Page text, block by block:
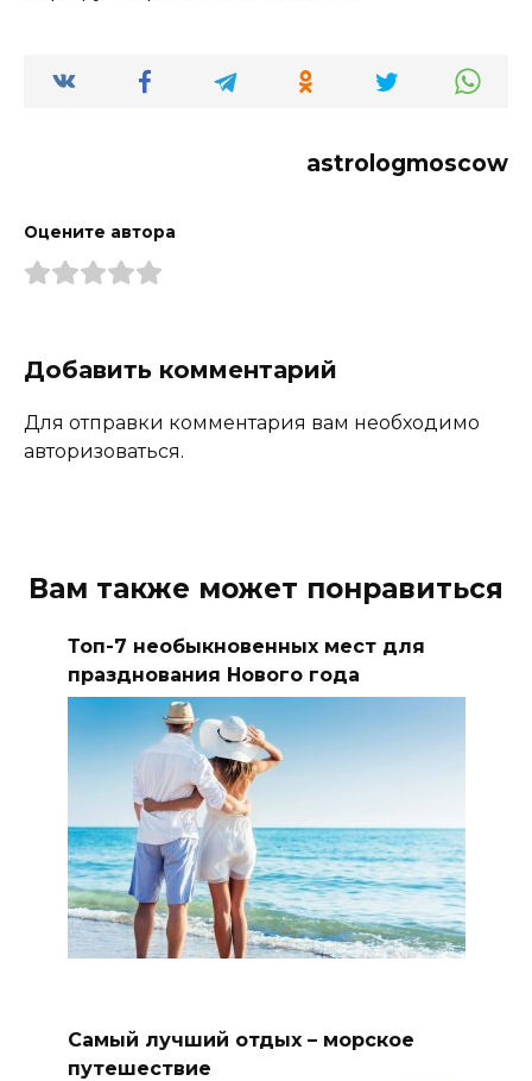
astrologmoscow
Оцените автора
Добавить комментарий
Для отправки комментария вам необходимо
авторизоваться.
Вам также может понравиться
Топ-7 необыкновенных мест для
празднования Нового года
Самый лучший отдых – морское
путешествие